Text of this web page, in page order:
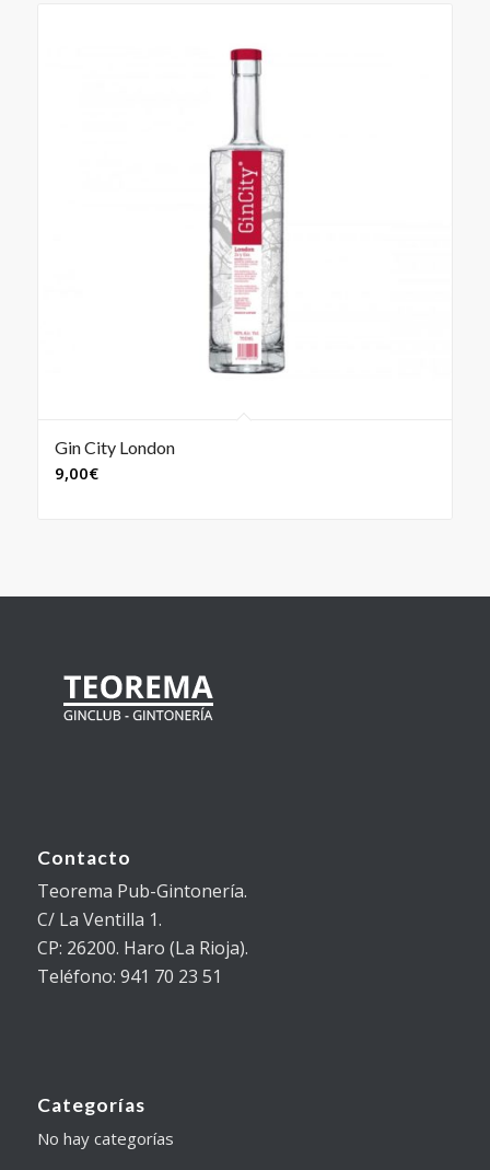
Gin City London
9,00€
Contacto
Teorema Pub-Gintonería.
C/ La Ventilla 1.
CP: 26200. Haro (La Rioja).
Teléfono: 941 70 23 51
Categorías
No hay categorías